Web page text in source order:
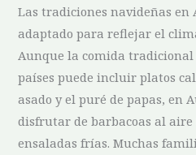
Las tradiciones navideñas en
adaptado para ⁤reflejar el
Aunque la comida​ tradicional
‍países puede incluir platos
asado y el⁤ puré de papas,‌ en
disfrutar de‍ barbacoas al
ensaladas frías. Muchas